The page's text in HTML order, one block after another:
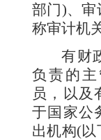
部门)、
称审计机
有财
负责的
员，以及
于国家公
出机构(